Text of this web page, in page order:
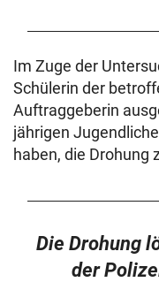
Im Zuge der
Schülerin der
Auftraggeberin
jährigen
haben, die Drohung
Die Drohung
der